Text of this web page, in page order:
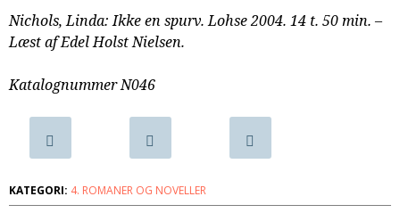
af
daggryForrige
indlæg:
Onesimus
Nichols, Linda: Ikke en spurv. Lohse 2004. 14 t. 50 min. –
Læst af Edel Holst Nielsen.
Katalognummer N046
KATEGORI: 4. ROMANER OG NOVELLER